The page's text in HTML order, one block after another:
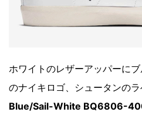
ホワイトのレザーアッパーに
のナイキロゴ、シュータンの
Blue/Sail-White BQ6806-